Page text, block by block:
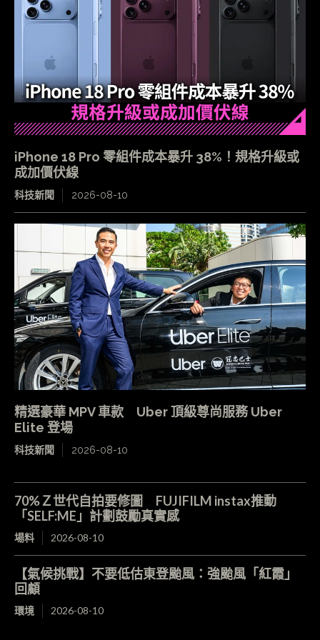
iPhone 18 Pro 零組件成本暴升 38%！規格升級或
成加價伏線
科技新聞 2026-08-10
精選豪華 MPV 車款 Uber 頂級尊尚服務 Uber
Elite 登場
科技新聞 2026-08-10
70%Ｚ世代自拍要修圖 FUJIFILM instax推動
「SELF:ME」計劃鼓勵真實感
場料 2026-08-10
【氣候挑戰】不要低估東登颱風：強颱風「紅霞」
回顧
環境 2026-08-10